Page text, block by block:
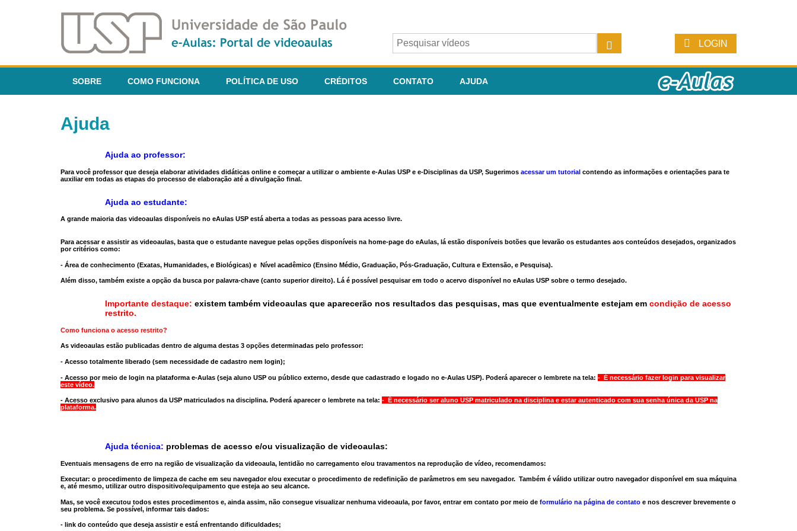
LOGIN
SOBRE COMO FUNCIONA POLÍTICA DE USO CRÉDITOS CONTATO AJUDA
Ajuda
Ajuda ao professor:
Para você professor que deseja elaborar atividades didáticas online e começar a utilizar o ambiente e-Aulas USP e e-Disciplinas da USP, Sugerimos acessar um tutorial contendo as informações e orientações para te
auxiliar em todas as etapas do processo de elaboração até a divulgação final.
Ajuda ao estudante:
A grande maioria das videoaulas disponíveis no eAulas USP está aberta a todas as pessoas para acesso livre.
Para acessar e assistir as videoaulas, basta que o estudante navegue pelas opções disponíveis na home-page do eAulas, lá estão disponíveis botões que levarão os estudantes aos conteúdos desejados, organizados
por critérios como:
- Área de conhecimento (Exatas, Humanidades, e Biológicas) e Nível acadêmico (Ensino Médio, Graduação, Pós-Graduação, Cultura e Extensão, e Pesquisa).
Além disso, também existe a opção da busca por palavra-chave (canto superior direito). Lá é possível pesquisar em todo o acervo disponível no eAulas USP sobre o termo desejado.
Importante destaque: existem também videoaulas que aparecerão nos resultados das pesquisas, mas que eventualmente estejam em condição de acesso
restrito.
Como funciona o acesso restrito?
As videoaulas estão publicadas dentro de alguma destas 3 opções determinadas pelo professor:
- Acesso totalmente liberado (sem necessidade de cadastro nem login);
- Acesso por meio de login na plataforma e-Aulas (seja aluno USP ou público externo, desde que cadastrado e logado no e-Aulas USP). Poderá aparecer o lembrete na tela: - É necessário fazer login para visualizar
este vídeo.
- Acesso exclusivo para alunos da USP matriculados na disciplina. Poderá aparecer o lembrete na tela: - É necessário ser aluno USP matriculado na disciplina e estar autenticado com sua senha única da USP na
plataforma.
Ajuda técnica: problemas de acesso e/ou visualização de videoaulas:
Eventuais mensagens de erro na região de visualização da videoaula, lentidão no carregamento e/ou travamentos na reprodução de vídeo, recomendamos:
Executar: o procedimento de limpeza de cache em seu navegador e/ou executar o procedimento de redefinição de parâmetros em seu navegador. Também é válido utilizar outro navegadordisponível em sua máquina
e, até mesmo, utilizar outro dispositivo/equipamento que esteja ao seu alcance.
Mas, se você executou todos estes procedimentos e, ainda assim, não consegue visualizar nenhuma videoaula, por favor, entrar em contato por meio de formulário na página de contato e nos descrever brevemente o
seu problema. Se possível, informar tais dados:
- link do conteúdo que deseja assistir e está enfrentando dificuldades;